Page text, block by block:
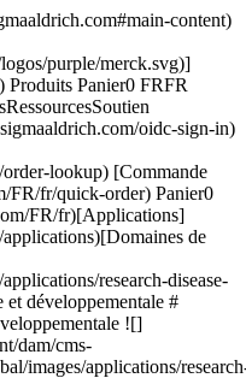
content)
purple/merck.svg)]
Panier0 FRFR
oidc-sign-in)
lookup) [Commande
FR/fr/quick-order) Panier0
FR/fr)[Applications]
de
research-disease-
et développementale #
![]
dam/cms-
images/applications/